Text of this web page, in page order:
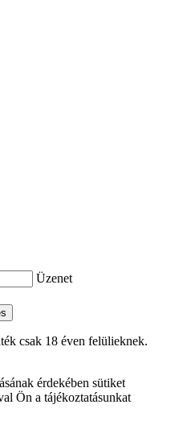
Üzenet
csak 18 éven felülieknek.
érdekében sütiket
Ön a tájékoztatásunkat